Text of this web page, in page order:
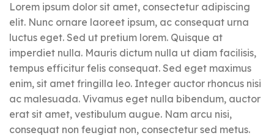
Lorem ipsum dolor sit amet, consectetur adipiscing
elit. Nunc ornare laoreet ipsum, ac consequat urna
luctus eget. Sed ut pretium lorem. Quisque at
imperdiet nulla. Mauris dictum nulla ut diam facilisis,
tempus efficitur felis consequat. Sed eget maximus
enim, sit amet fringilla leo. Integer auctor rhoncus nisi
ac malesuada. Vivamus eget nulla bibendum, auctor
erat sit amet, vestibulum augue. Nam arcu nisi,
consequat non feugiat non, consectetur sed metus.